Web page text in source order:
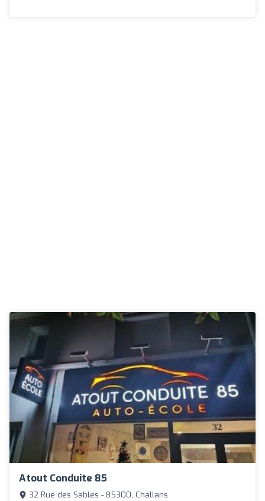
Atout Conduite 85
32 Rue des Sables - 85300, Challans